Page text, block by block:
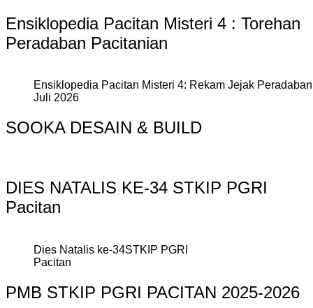
Ensiklopedia Pacitan Misteri 4 : Torehan
Peradaban Pacitanian
Ensiklopedia Pacitan Misteri 4: Rekam Jejak
Juli 2026
SOOKA DESAIN & BUILD
DIES NATALIS KE-34 STKIP PGRI
Pacitan
Dies Natalis ke-34STKIP PGRI
Pacitan
PMB STKIP PGRI PACITAN 2025-2026